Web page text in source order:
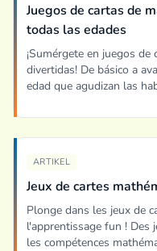
Juegos de cartas de
todas las edades
¡Sumérgete en juegos
divertidas! De básico a
edad que agudizan las
ARTIKEL
Jeux de cartes
Plonge dans les jeux de
l'apprentissage fun ! Des
les compétences